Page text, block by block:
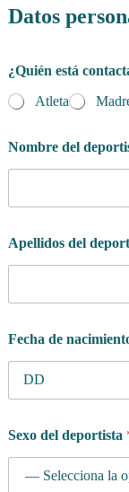
Datos
¿Quién está
Atleta
Nombre del
Apellidos del
Fecha de
Sexo del deportista